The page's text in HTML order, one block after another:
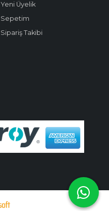
Yeni Üyelik
Sepetim
Sipariş Takibi